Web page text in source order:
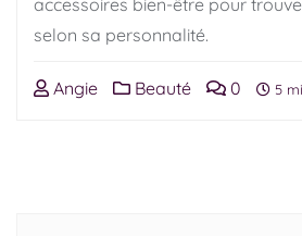
accessoires bien-être pour
selon sa personnalité.
Angie Beauté 0 5